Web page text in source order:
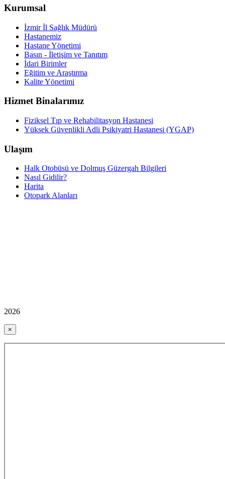
Kurumsal
İzmir İl Sağlık Müdürü
Hastanemiz
Hastane Yönetimi
Basın - İletişim ve Tanıtım
İdari Birimler
Eğitim ve Araştırma
Kalite Yönetimi
Hizmet Binalarımız
Fiziksel Tıp ve Rehabilitasyon Hastanesi
Yüksek Güvenlikli Adli Psikiyatri Hastanesi (YGAP)
Ulaşım
Halk Otobüsü ve Dolmuş Güzergah Bilgileri
Nasıl Gidilir?
Harita
Otopark Alanları
2026
×